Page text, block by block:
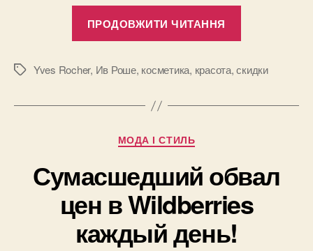
ПРОДОВЖИТИ ЧИТАННЯ
в
Rocher”
ПозначкиYves Rocher, Ив Роше, косметика, красота,скидки
Категорії
МОДА І СТИЛЬ
Сумасшедший обвал
цен в Wildberries
каждый день!